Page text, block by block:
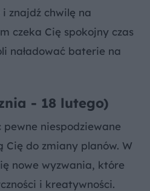
znajdź chwilę na
czeka Cię spokojny czas
naładować baterie na
- 18 lutego)
niespodziewane
Cię do zmiany planów. W
nowe wyzwania, które
i kreatywności.